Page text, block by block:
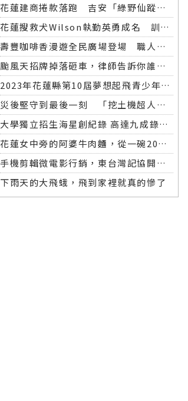
花蓮建商捲款落跑 吉安「綠野仙蹤」整棟2.6億將法拍
花蓮搜救犬Wilson執勤英勇成名 訓練意外墜落離世 消防局將為其立碑追思
壽豐咖啡香漫遊全民廣場登場 職人市集手作體驗品味慢活氛圍
颱風天招牌掉落砸車，律師告訴你誰該賠償
2023年花蓮縣第10屆夢想起飛青少年發明展 自強國中拿下第一名與第二名
災後堅守到最後一刻 「挖土機超人」因感染離世
大學獨立招生海星創紀錄 高達九成錄取國立大學 東華大學錄取21人 歷年最多
花蓮女中旁的阿婆牛肉麵，從一碗20元的牛肉湯開始到40年不變的人情味
手機剪輯微電影行銷，東台灣記協開班授課獲好評
下雨天的大飛蛾，飛到家裡就真的慘了